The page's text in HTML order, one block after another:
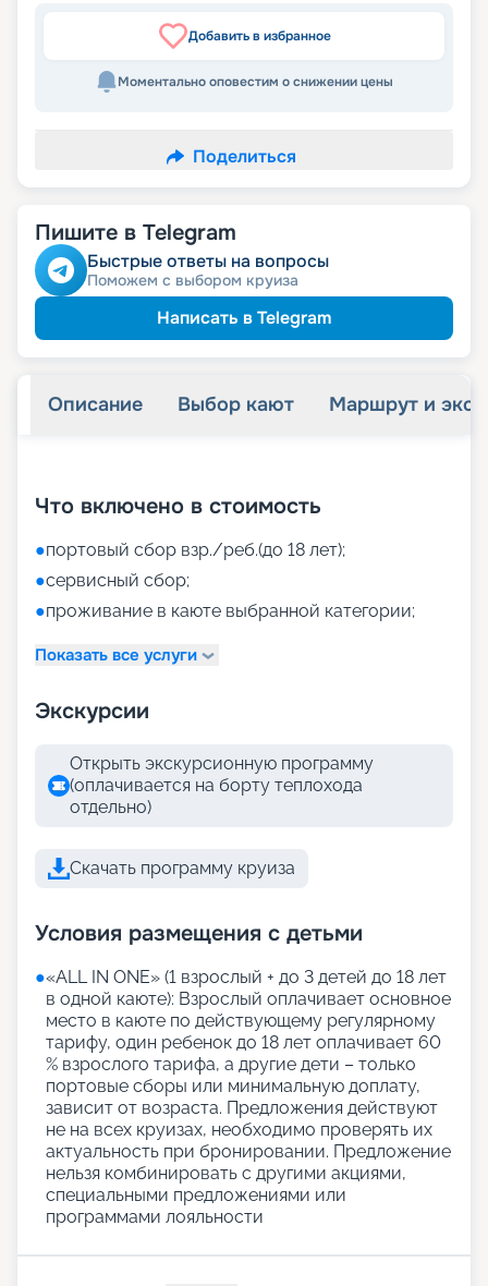
Добавить в избранное
Моментально оповестим о снижении цены
Поделиться
Пишите в Telegram
Быстрые ответы на вопросы
Поможем с выбором круиза
Написать в Telegram
Описание Выбор кают Маршрут и
Что включено в стоимость
●портовый сбор взр./реб.(до 18 лет);
●сервисный сбор;
●проживание в каюте выбранной категории;
Показать все услуги
Экскурсии
Открыть экскурсионную программу
(оплачивается на борту теплохода
отдельно)
Скачать программу круиза
Условия размещения с детьми
●«АLL IN ONE» (1 взрослый + до 3 детей до 18 лет
в одной каюте): Взрослый оплачивает основное
место в каюте по действующему регулярному
тарифу, один ребенок до 18 лет оплачивает 60
% взрослого тарифа, а другие дети – только
портовые сборы или минимальную доплату,
зависит от возраста. Предложения действуют
не на всех круизах, необходимо проверять их
актуальность при бронировании. Предложение
нельзя комбинировать с другими акциями,
специальными предложениями или
программами лояльности